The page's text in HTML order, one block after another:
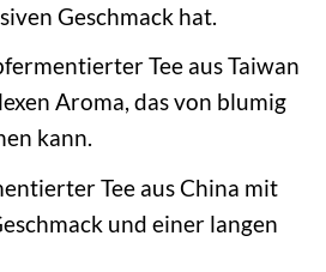
Geschmack hat.
Tee aus Taiwan
Aroma, das von blumig
kann.
Tee aus China mit
und einer langen